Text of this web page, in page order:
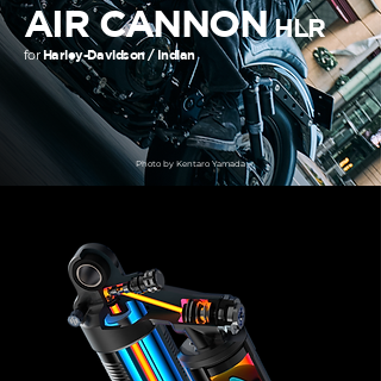
AIR CANNON HLR
forHarley-Davidson / Indian
​Photo by Kentaro Yamada